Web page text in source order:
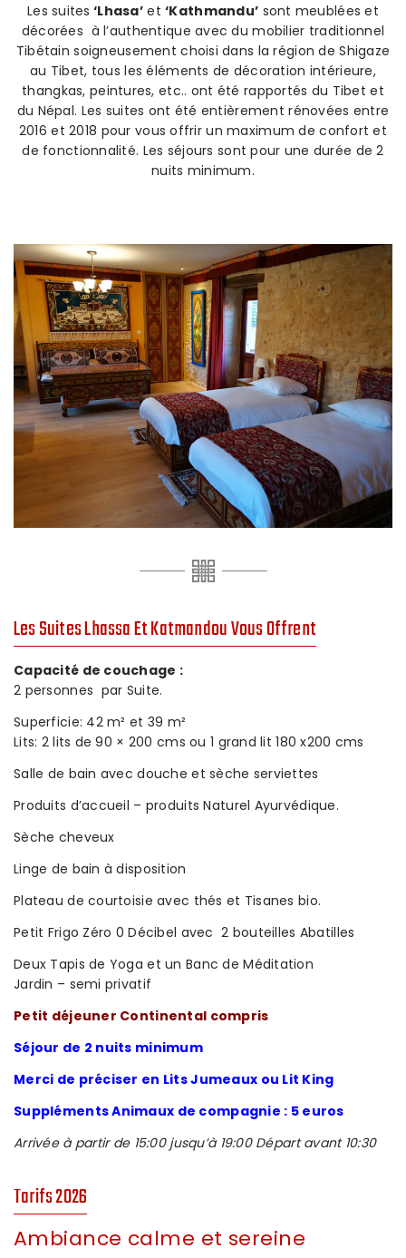
Les suites ‘Lhasa’ et‘Kathmandu’ sont meublées et
décorées à l’authentique avec du mobilier traditionnel
Tibétain soigneusement choisi dans la région de Shigaze
au Tibet, tous les éléments de décoration intérieure,
thangkas, peintures, etc.. ont été rapportés du Tibet et
du Népal. Les suites ont été entièrement rénovées entre
2016 et 2018 pour vous offrir un maximum de confort et
de fonctionnalité. Les séjours sont pour une durée de 2
nuits minimum.
Les Suites Lhassa Et Katmandou Vous Offrent
Capacité de couchage :
2 personnes par Suite.
Superficie: 42 m² et 39 m²
Lits: 2 lits de 90 × 200 cms ou 1 grand lit 180 x200 cms
Salle de bain avec douche et sèche serviettes
Produits d’accueil – produits Naturel Ayurvédique.
Sèche cheveux
Linge de bain à disposition
Plateau de courtoisie avec thés et Tisanes bio.
Petit Frigo Zéro 0 Décibel avec 2 bouteilles Abatilles
Deux Tapis de Yoga et un Banc de Méditation
Jardin – semi privatif
Petit déjeuner Continental compris
Séjour de 2 nuits minimum
Merci de préciser en Lits Jumeaux ou Lit King
Suppléments Animaux de compagnie : 5 euros
Arrivée à partir de 15:00 jusqu’à 19:00 Départ avant 10:30
Tarifs 2026
Ambiance calme et sereine